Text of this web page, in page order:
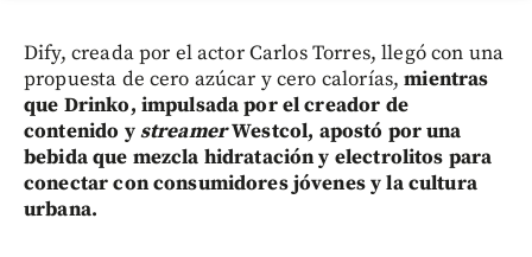
Dify, creada por el actor Carlos Torres, llegó con una
propuesta de cero azúcar y cero calorías,mientras
que Drinko, impulsada por el creador de
contenido ystreamerWestcol, apostó por una
bebida que mezcla hidratación y electrolitos para
conectar con consumidores jóvenes y la cultura
urbana.